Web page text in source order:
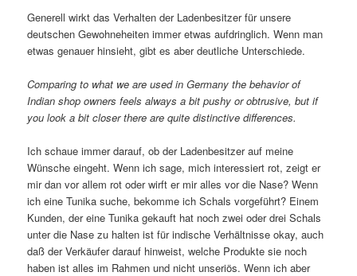
Generell wirkt das Verhalten der Ladenbesitzer für unsere
deutschen Gewohneheiten immer etwas aufdringlich. Wenn man
etwas genauer hinsieht, gibt es aber deutliche Unterschiede.
Comparing to what we are used in Germany the behavior of
Indian shop owners feels always a bit pushy or obtrusive, but if
you look a bit closer there are quite distinctive differences.
Ich schaue immer darauf, ob der Ladenbesitzer auf meine
Wünsche eingeht. Wenn ich sage, mich interessiert rot, zeigt er
mir dan vor allem rot oder wirft er mir alles vor die Nase? Wenn
ich eine Tunika suche, bekomme ich Schals vorgeführt? Einem
Kunden, der eine Tunika gekauft hat noch zwei oder drei Schals
unter die Nase zu halten ist für indische Verhältnisse okay, auch
daß der Verkäufer darauf hinweist, welche Produkte sie noch
haben ist alles im Rahmen und nicht unseriös. Wenn ich aber